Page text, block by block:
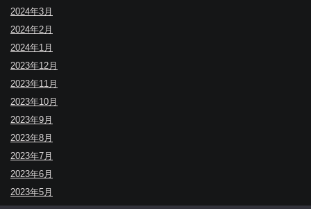
2024年3月
2024年2月
2024年1月
2023年12月
2023年11月
2023年10月
2023年9月
2023年8月
2023年7月
2023年6月
2023年5月